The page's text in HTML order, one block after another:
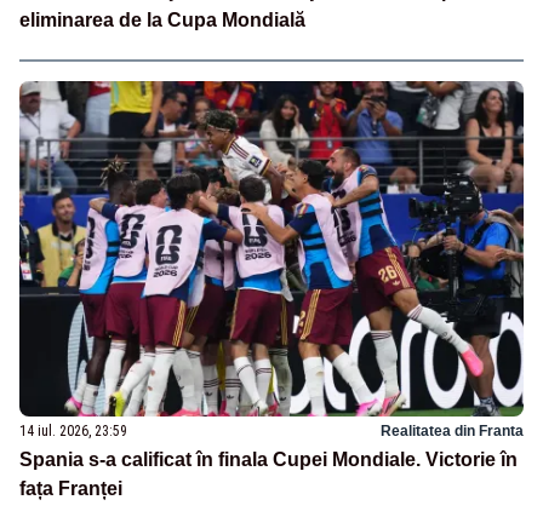
eliminarea de la Cupa Mondială
14 iul. 2026, 23:59 Realitatea din Franta
Spania s-a calificat în finala Cupei Mondiale. Victorie în
fața Franței